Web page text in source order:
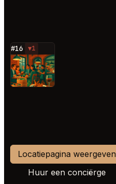
#16 ▼1
⭐
Locatiepagina weergeven
Huur een conciërge